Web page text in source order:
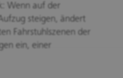
Wenn auf der
steigen, ändert
Fahrstuhlszenen der
ein, einer